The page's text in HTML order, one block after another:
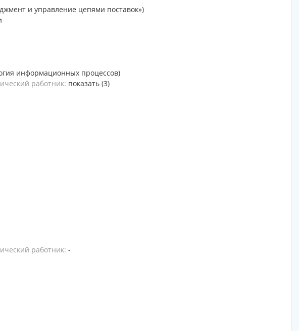
и управление цепями поставок»)
информационных процессов)
работник: показать (3)
работник: -